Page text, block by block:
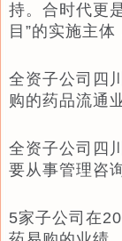
持。合时代更
目”的实施主
全资子公司四
购的药品流通
全资子公司四
要从事管理咨
5家子公司在